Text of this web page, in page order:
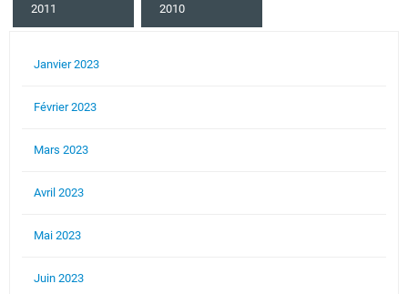
2011 2010
Janvier 2023
Février 2023
Mars 2023
Avril 2023
Mai 2023
Juin 2023